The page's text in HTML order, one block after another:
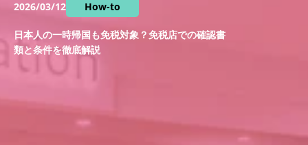
2026/03/12 How-to
日本人の一時帰国も免税対象？免税店での確認書
類と条件を徹底解説